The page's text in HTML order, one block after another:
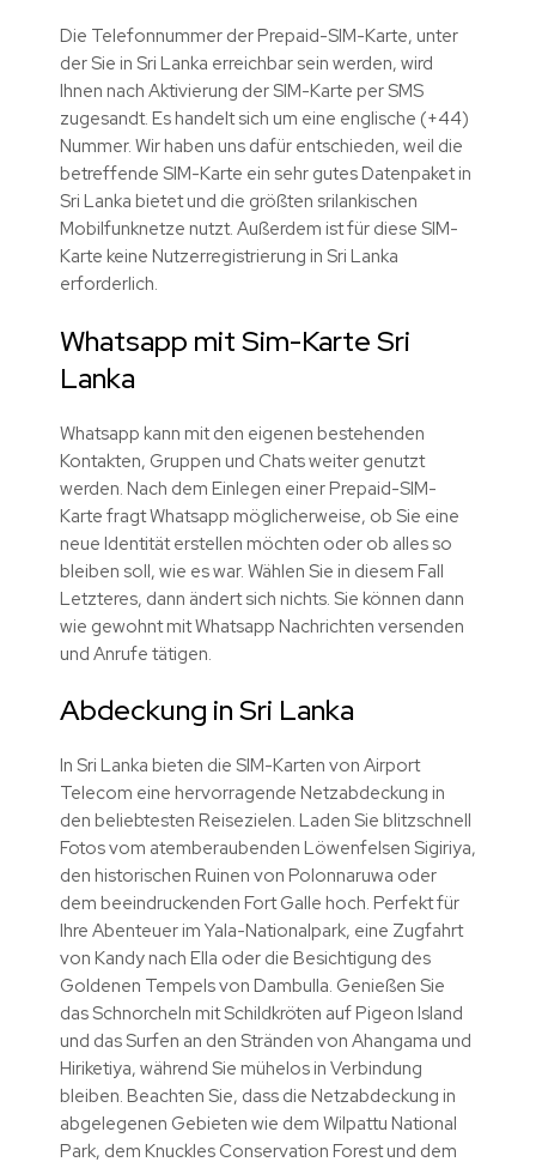
Die Telefonnummer der Prepaid-SIM-Karte, unter
der Sie in Sri Lanka erreichbar sein werden, wird
Ihnen nach Aktivierung der SIM-Karte per SMS
zugesandt. Es handelt sich um eine englische (+44)
Nummer. Wir haben uns dafür entschieden, weil die
betreffende SIM-Karte ein sehr gutes Datenpaket in
Sri Lanka bietet und die größten srilankischen
Mobilfunknetze nutzt. Außerdem ist für diese SIM-
Karte keine Nutzerregistrierung in Sri Lanka
erforderlich.
Whatsapp mit Sim-Karte Sri
Lanka
Whatsapp kann mit den eigenen bestehenden
Kontakten, Gruppen und Chats weiter genutzt
werden. Nach dem Einlegen einer Prepaid-SIM-
Karte fragt Whatsapp möglicherweise, ob Sie eine
neue Identität erstellen möchten oder ob alles so
bleiben soll, wie es war. Wählen Sie in diesem Fall
Letzteres, dann ändert sich nichts. Sie können dann
wie gewohnt mit Whatsapp Nachrichten versenden
und Anrufe tätigen.
Abdeckung in Sri Lanka
In Sri Lanka bieten die SIM-Karten von Airport
Telecom eine hervorragende Netzabdeckung in
den beliebtesten Reisezielen. Laden Sie blitzschnell
Fotos vom atemberaubenden Löwenfelsen Sigiriya,
den historischen Ruinen von Polonnaruwa oder
dem beeindruckenden Fort Galle hoch. Perfekt für
Ihre Abenteuer im Yala-Nationalpark, eine Zugfahrt
von Kandy nach Ella oder die Besichtigung des
Goldenen Tempels von Dambulla. Genießen Sie
das Schnorcheln mit Schildkröten auf Pigeon Island
und das Surfen an den Stränden von Ahangama und
Hiriketiya, während Sie mühelos in Verbindung
bleiben. Beachten Sie, dass die Netzabdeckung in
abgelegenen Gebieten wie dem Wilpattu National
Park, dem Knuckles Conservation Forest und dem